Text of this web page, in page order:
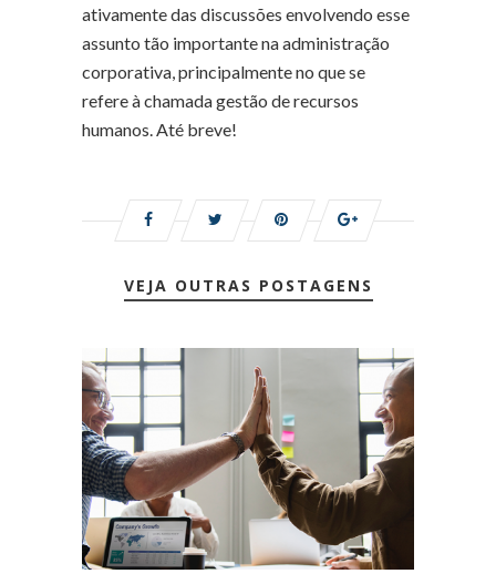
ativamente das discussões envolvendo esse
assunto tão importante na administração
corporativa, principalmente no que se
refere à chamada gestão de recursos
humanos. Até breve!
VEJA OUTRAS POSTAGENS